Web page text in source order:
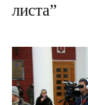
листа”